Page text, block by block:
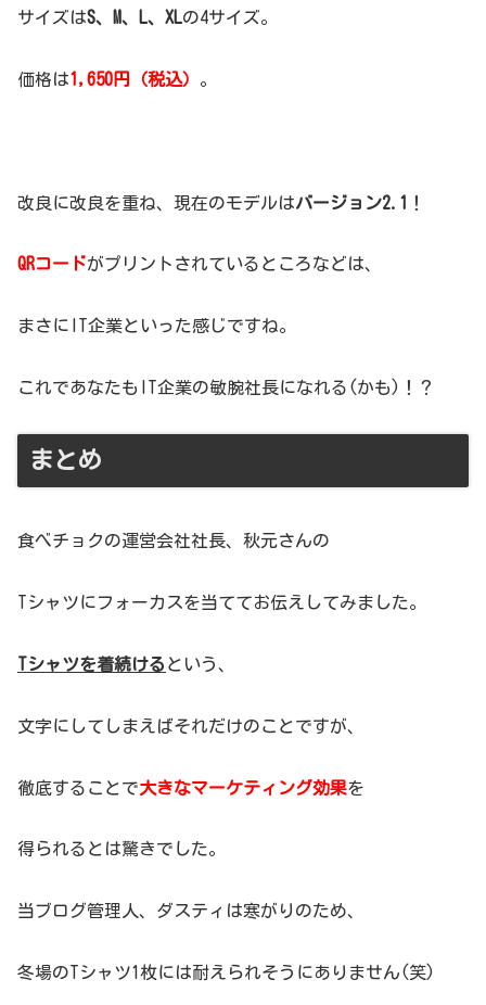
サイズはS、M、L、XLの4サイズ。
価格は1,650円（税込） 。
改良に改良を重ね、現在のモデルはバージョン2.1 ！
QRコードがプリントされているところなどは、
まさにIT企業といった感じですね。
これであなたもIT企業の敏腕社長になれる(かも)！？
まとめ
食べチョクの運営会社社長、秋元さんの
Tシャツにフォーカスを当ててお伝えしてみました。
Tシャツを着続ける という、
文字にしてしまえばそれだけのことですが、
徹底することで大きなマーケティング効果を
得られるとは驚きでした。
当ブログ管理人、ダスティは寒がりのため、
冬場のTシャツ1枚には耐えられそうにありません(笑)